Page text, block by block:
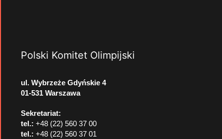
Polski Komitet Olimpijski
ul. Wybrzeże Gdyńskie 4
01-531 Warszawa
Sekretariat:
tel.: +48 (22) 560 37 00
tel.: +48 (22) 560 37 01